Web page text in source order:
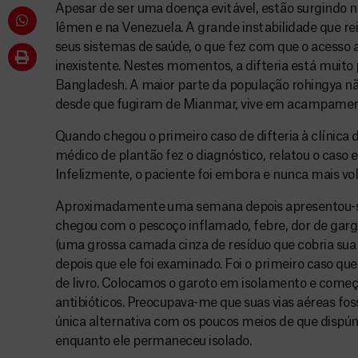
Apesar de ser uma doença evitável, estão surgindo
Iêmen e na Venezuela. A grande instabilidade que
seus sistemas de saúde, o que fez com que o
inexistente. Nestes momentos, a difteria está muito
Bangladesh. A maior parte da população rohingya
desde que fugiram de Mianmar, vive em
Quando chegou o primeiro caso de difteria à clínica
médico de plantão fez o diagnóstico, relatou o caso
Infelizmente, o paciente foi embora e nunca mais
Aproximadamente uma semana depois apresentou-
chegou com o pescoço inflamado, febre, dor de
(uma grossa camada cinza de resíduo que cobria
depois que ele foi examinado. Foi o primeiro caso
de livro. Colocamos o garoto em isolamento e
antibióticos. Preocupava-me que suas vias aéreas
única alternativa com os poucos meios de que
enquanto ele permaneceu isolado.